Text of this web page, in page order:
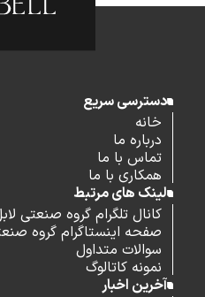
دسترسی سریع
خانه
درباره ما
تماس با ما
همکاری با ما
لینک های مرتبط
کانال تلگرام گروه صنعتی
صفحه اینستاگرام گروه
سوالات متداول
نمونه کاتالوگ
آخرین اخبار